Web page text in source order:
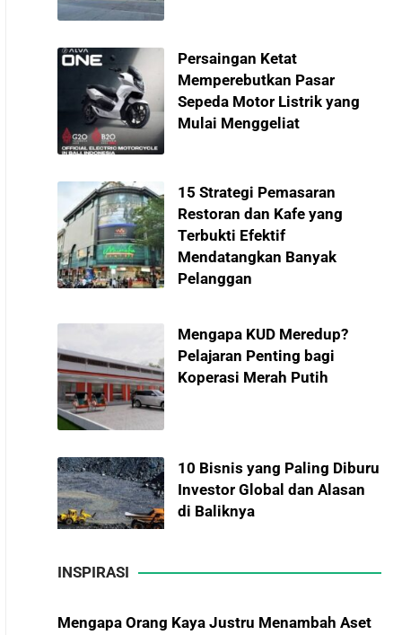
Persaingan Ketat
Memperebutkan Pasar
Sepeda Motor Listrik yang
Mulai Menggeliat
15 Strategi Pemasaran
Restoran dan Kafe yang
Terbukti Efektif
Mendatangkan Banyak
Pelanggan
Mengapa KUD Meredup?
Pelajaran Penting bagi
Koperasi Merah Putih
10 Bisnis yang Paling Diburu
Investor Global dan Alasan
di Baliknya
Berapa Bonus yang Diterima
INSPIRASI
Mengapa Orang Kaya Justru Menambah Aset